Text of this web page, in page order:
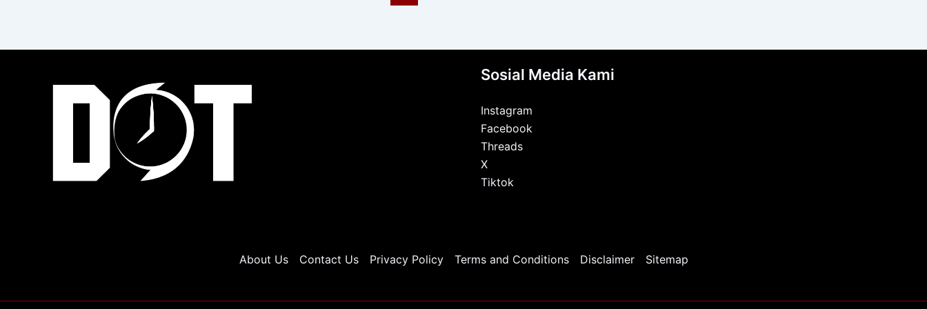
Sosial Media Kami
Instagram
Facebook
Threads
X
Tiktok
About Us Contact Us Privacy Policy Terms and Conditions Disclaimer Sitemap